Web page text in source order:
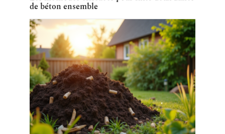
de béton ensemble